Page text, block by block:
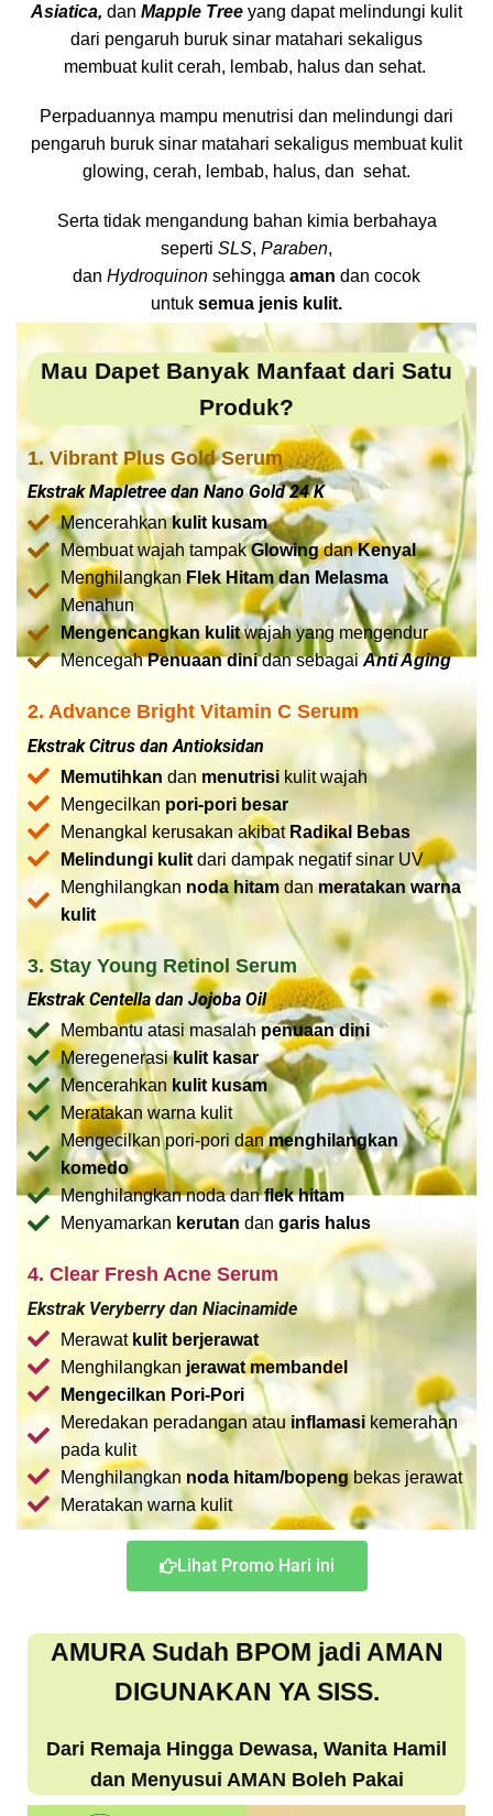
Asiatica, dan Mapple Tree yang dapat melindungi kulit
dari pengaruh buruk sinar matahari sekaligus
membuat kulit cerah, lembab, halus dan sehat.
Perpaduannya mampu menutrisi dan melindungi dari
pengaruh buruk sinar matahari sekaligus membuat kulit
glowing, cerah, lembab, halus, dan sehat.
Serta tidak mengandung bahan kimia berbahaya
seperti SLS, Paraben,
dan Hydroquinon sehingga aman dan cocok
untuk semua jenis kulit.
Mau Dapet Banyak Manfaat dari Satu
Produk?
1. Vibrant Plus Gold Serum
Ekstrak Mapletree dan Nano Gold 24 K
Mencerahkankulit kusam
Membuat wajah tampakGlowingdanKenyal
MenghilangkanFlek Hitam dan Melasma
Menahun
Mengencangkan kulitwajah yang mengendur
MencegahPenuaan dinidan sebagaiAnti Aging
2. Advance Bright Vitamin C Serum
Ekstrak Citrus dan Antioksidan
Memutihkan dan menutrisi kulit wajah
Mengecilkan pori-pori besar
Menangkal kerusakan akibat Radikal Bebas
Melindungi kulitdari dampak negatif sinar UV
Menghilangkan noda hitam danmeratakan warna
kulit
3. Stay Young Retinol Serum
Ekstrak Centella dan Jojoba Oil
Membantu atasi masalahpenuaan dini
Meregenerasikulit kasar
Mencerahkan kulit kusam
Meratakan warna kulit
Mengecilkan pori-pori danmenghilangkan
komedo
Menghilangkan noda danflek hitam
Menyamarkan kerutan dan garis halus
4. Clear Fresh Acne Serum
Ekstrak Veryberry dan Niacinamide
Merawat kulit berjerawat
Menghilangkan jerawat membandel
Mengecilkan Pori-Pori
Meredakan peradangan atau inflamasi kemerahan
pada kulit
Menghilangkan noda hitam/bopengbekas jerawat
Meratakan warna kulit
Lihat Promo Hari ini
AMURA Sudah BPOM jadi AMAN
DIGUNAKAN YA SISS.
Dari Remaja Hingga Dewasa, Wanita Hamil
dan Menyusui AMAN Boleh Pakai